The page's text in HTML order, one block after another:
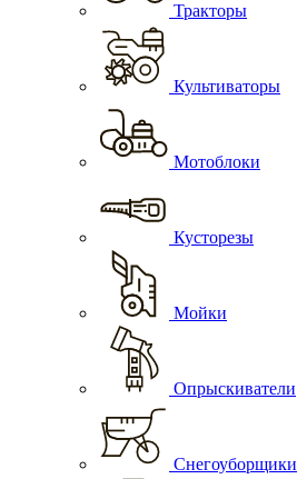
Тракторы
Культиваторы
Мотоблоки
Кусторезы
Мойки
Опрыскиватели
Снегоуборщики